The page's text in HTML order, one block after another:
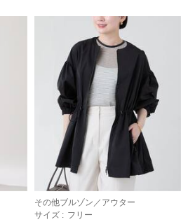
その他ブルゾン／アウター
サイズ : フリー